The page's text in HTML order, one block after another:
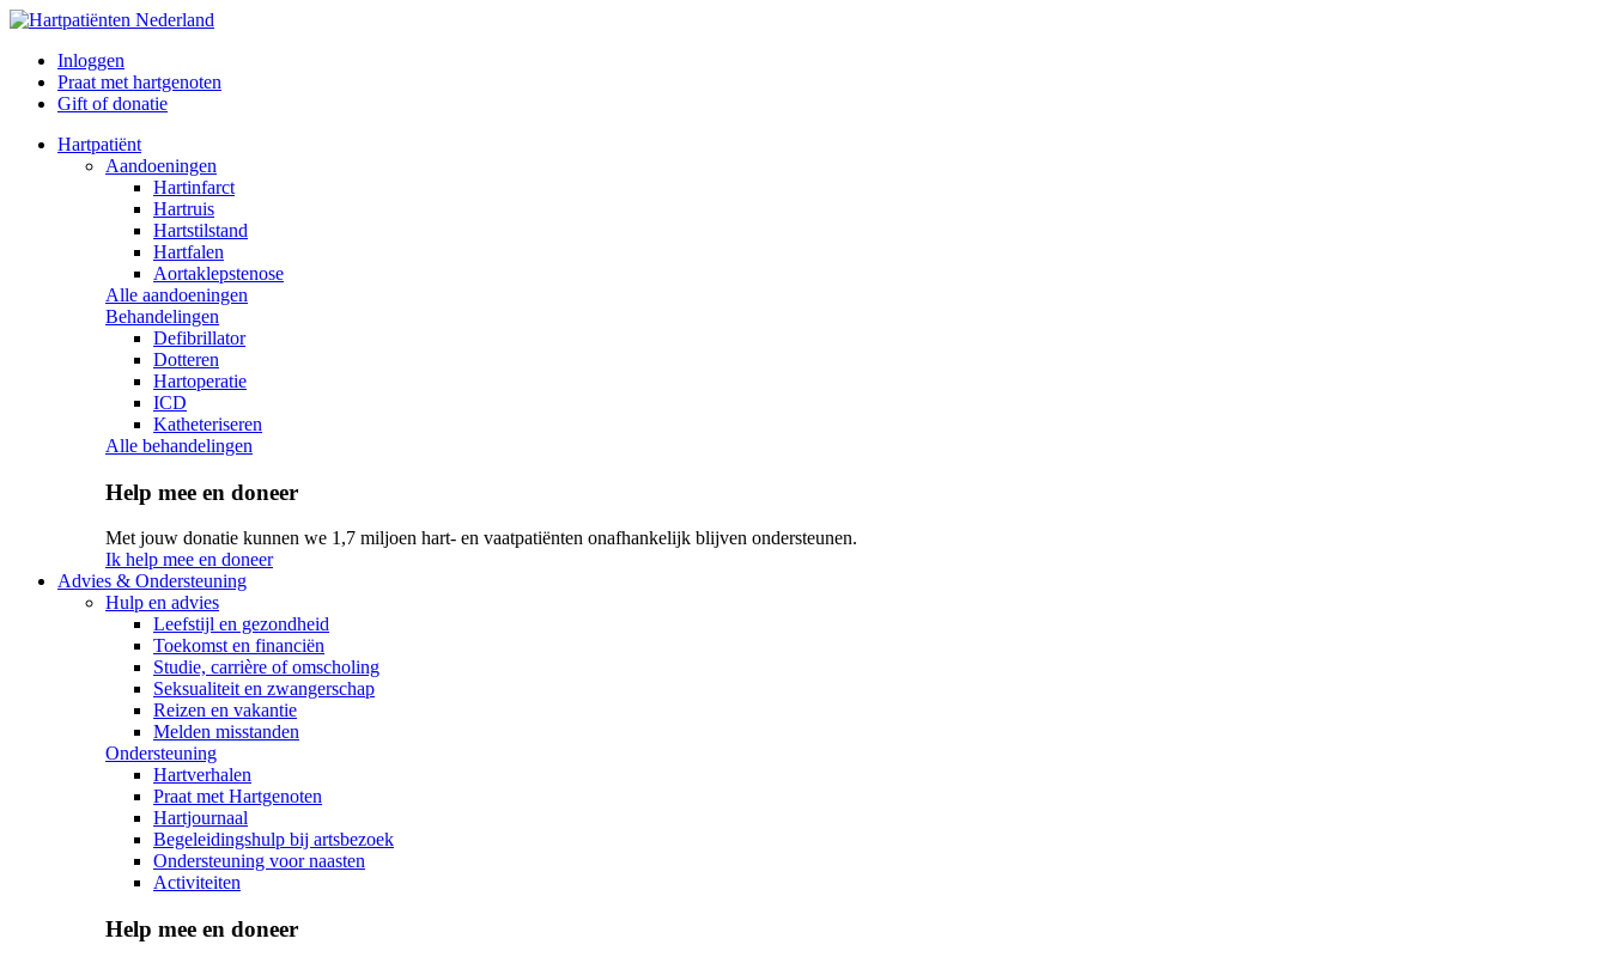
Inloggen
Praat met hartgenoten
Gift of donatie
Hartpatiënt
Aandoeningen
Hartinfarct
Hartruis
Hartstilstand
Hartfalen
Aortaklepstenose
Alle aandoeningen
Behandelingen
Defibrillator
Dotteren
Hartoperatie
ICD
Katheteriseren
Alle behandelingen
Help mee en doneer
Met jouw donatie kunnen we 1,7 miljoen hart- en vaatpatiënten onafhankelijk blijven ondersteunen.
Ik help mee en doneer
Advies & Ondersteuning
Hulp en advies
Leefstijl en gezondheid
Toekomst en financiën
Studie, carrière of omscholing
Seksualiteit en zwangerschap
Reizen en vakantie
Melden misstanden
Ondersteuning
Hartverhalen
Praat met Hartgenoten
Hartjournaal
Begeleidingshulp bij artsbezoek
Ondersteuning voor naasten
Activiteiten
Help mee en doneer